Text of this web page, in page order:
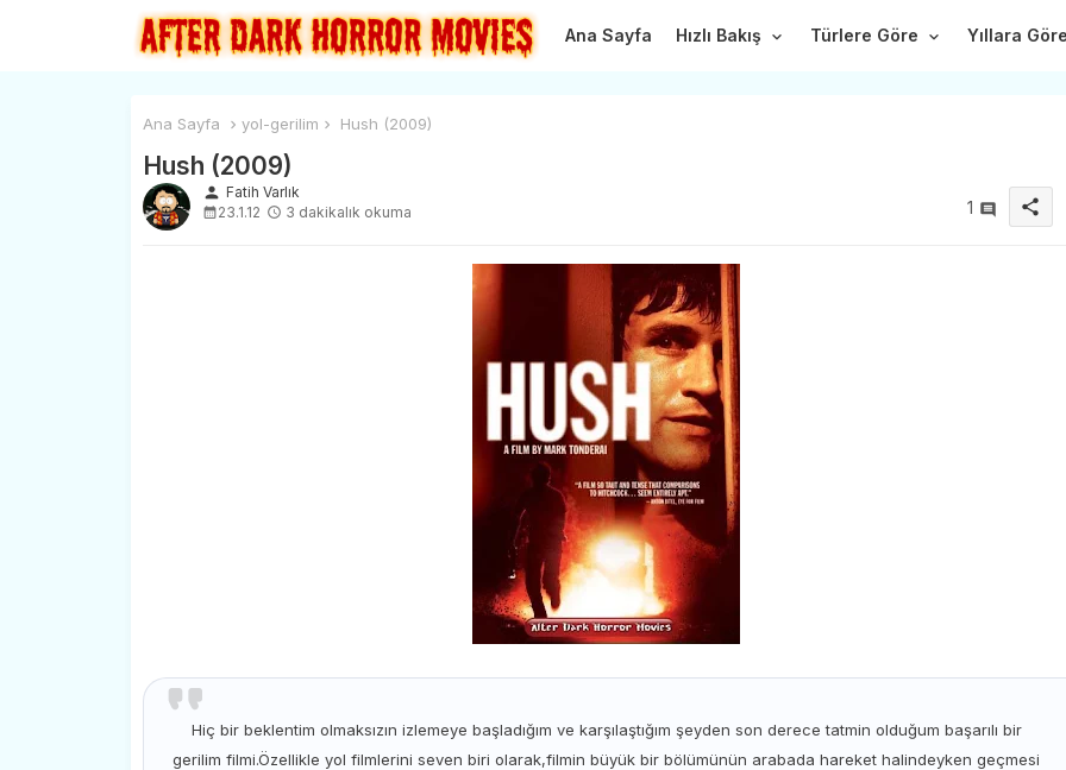
Ana Sayfa Hızlı Bakış Türlere Göre Yıllara
Ana Sayfa yol-gerilim Hush (2009)
Hush (2009)
person Fatih Varlık
23.1.12
3 dakikalık okuma 1 share
Hiç bir beklentim olmaksızın izlemeye başladığım ve karşılaştığım şeyden son derece tatmin olduğum başarılı bir
gerilim filmi.Özellikle yol filmlerini seven biri olarak,filmin büyük bir bölümünün arabada hareket halindeyken geçmesi